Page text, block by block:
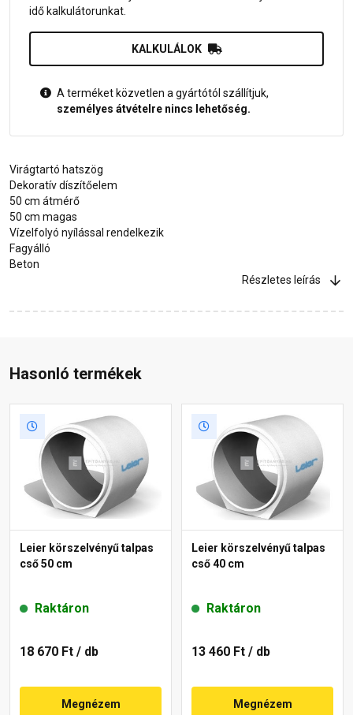
idő kalkulátorunkat.
KALKULÁLOK
A terméket közvetlen a gyártótól szállítjuk,
személyes átvételre nincs lehetőség.
Virágtartó hatszög
Dekoratív díszítőelem
50 cm átmérő
50 cm magas
Vízelfolyó nyílással rendelkezik
Fagyálló
Beton
Részletes leírás
Hasonló termékek
Leier körszelvényű talpas
cső 50 cm
Raktáron
18 670 Ft / db
Megnézem
Leier körszelvényű talpas
cső 40 cm
Raktáron
13 460 Ft / db
Megnézem